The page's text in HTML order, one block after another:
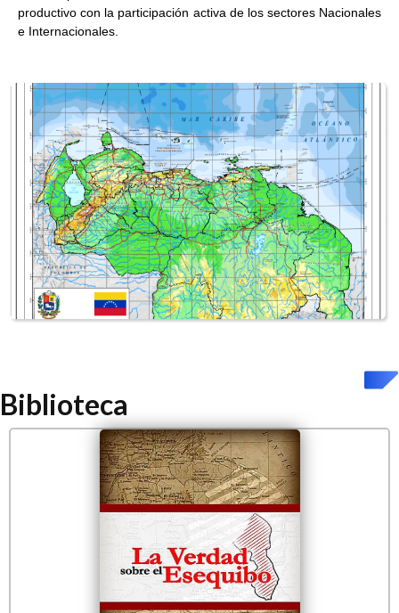
productivo con la participación activa de los sectores Nacionales
e Internacionales.
Biblioteca